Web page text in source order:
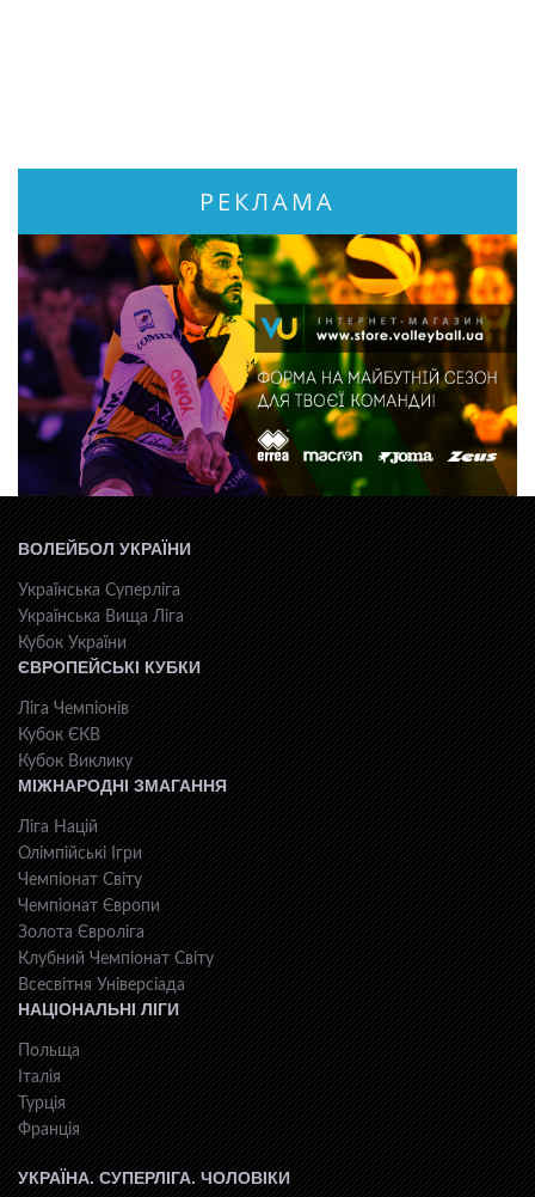
РЕКЛАМА
ВОЛЕЙБОЛ УКРАЇНИ
Українська Суперліга
Українська Вища Ліга
Кубок України
ЄВРОПЕЙСЬКІ КУБКИ
Ліга Чемпіонів
Кубок ЄКВ
Кубок Виклику
МІЖНАРОДНІ ЗМАГАННЯ
Ліга Націй
Олімпійські Ігри
Чемпіонат Світу
Чемпіонат Європи
Золота Євроліга
Клубний Чемпіонат Світу
Всесвiтня Унiверсiaда
НАЦІОНАЛЬНІ ЛІГИ
Польща
Італія
Турція
Франція
УКРАЇНА. СУПЕРЛІГА. ЧОЛОВІКИ